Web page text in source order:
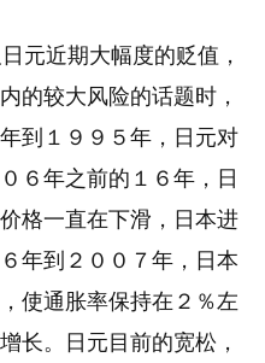
元近期大幅度的贬值，
的较大风险的话题时，
到１９９５年，日元对
６年之前的１６年，日
格一直在下滑，日本进
年到２００７年，日本
使通胀率保持在２％左
长。日元目前的宽松，